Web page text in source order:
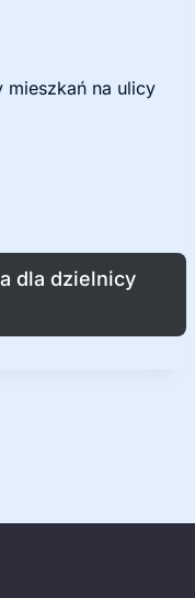
mieszkań na ulicy
dla dzielnicy